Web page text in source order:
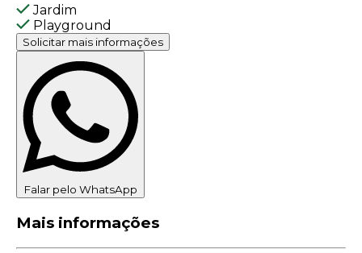
Jardim
Playground
Solicitar mais informações
Falar pelo WhatsApp
Mais informações